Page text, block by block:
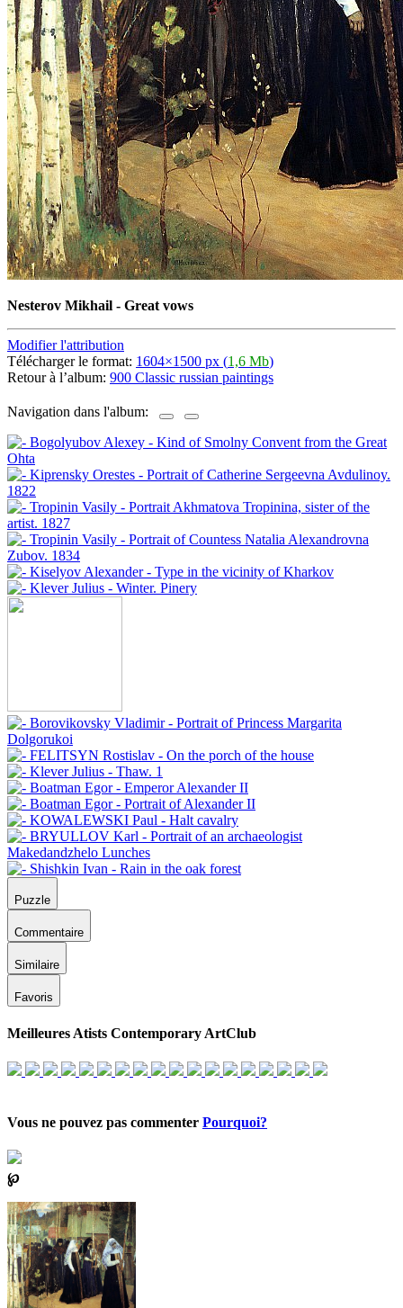
Nesterov Mikhail - Great vows
Modifier l'attribution
Télécharger le format: 1604×1500 px (1,6 Mb)
Retour à l’album: 900 Classic russian paintings
Navigation dans l'album:
Puzzle
Commentaire
Similaire
Favoris
Meilleures Atists Contemporary ArtClub
Vous ne pouvez pas commenter Pourquoi?
℘